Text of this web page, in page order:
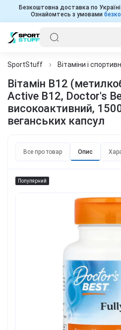
Безкоштовна доставка по
Ознайомтесь з умовами
SportStuff Вітаміни і
Вітамін В12
Active B12, Doctor's
високоактивний,
веганських капсул
Все про товар Опис
Популярний